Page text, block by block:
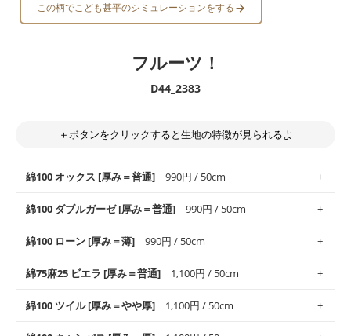
この柄でこども甚平のシミュレーションをする
フルーツ！
D44_2383
＋ボタンをクリックすると生地の特徴が見られるよ
綿100 オックス [厚み＝普通] 990円 / 50cm
使いやすさNo.1！しなやかさと適度な張りを併せ持ち、通気性の
高さがオックス生地の特徴です。当サイトのオックス生地は、
般にお使いいただけます。
※レッスンバッグ、上履き袋などの通園通学グッズにはツイル生
綿100 ダブルガーゼ [厚み＝普通] 990円 / 50cm
柔らかくふんわりとした肌触りが特徴です。ベビー用品やハンカ
チなど直接肌に触れるアイテムに最適です。高い吸湿性・通気性
す。
綿100 ローン [厚み＝薄] 990円 / 50cm
上質で薄手の平織りの生地です。軽やかさとなめらかな手触りの
良さが魅力。透け感があるので、涼しげなトップスなどに最適で
綿75麻25 ビエラ [厚み＝普通] 1,100円 / 50cm
コットン75％リネン25％の当店のビエラ生地は、オックス生地よ
綿100 ツイル [厚み＝やや厚] 1,100円 / 50cm